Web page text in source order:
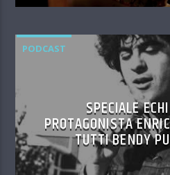
PODCAST
SPECIALE
PROTAGONISTA
TUTTI BENDY